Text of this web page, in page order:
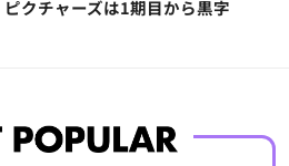
クチャーズは1期目から黒字